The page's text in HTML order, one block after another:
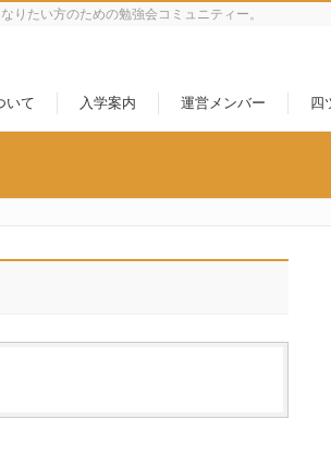
りたい方のための勉強会コミュニティー。
いて 入学案内 運営メンバー 四